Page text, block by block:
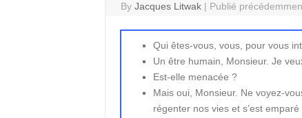
ByJacques Litwak | Publié
Qui êtes-vous, vous, pour vous
Un être humain, Monsieur. Je
Est-elle menacée ?
Mais oui, Monsieur. Ne voyez-
régenter nos vies et s’est